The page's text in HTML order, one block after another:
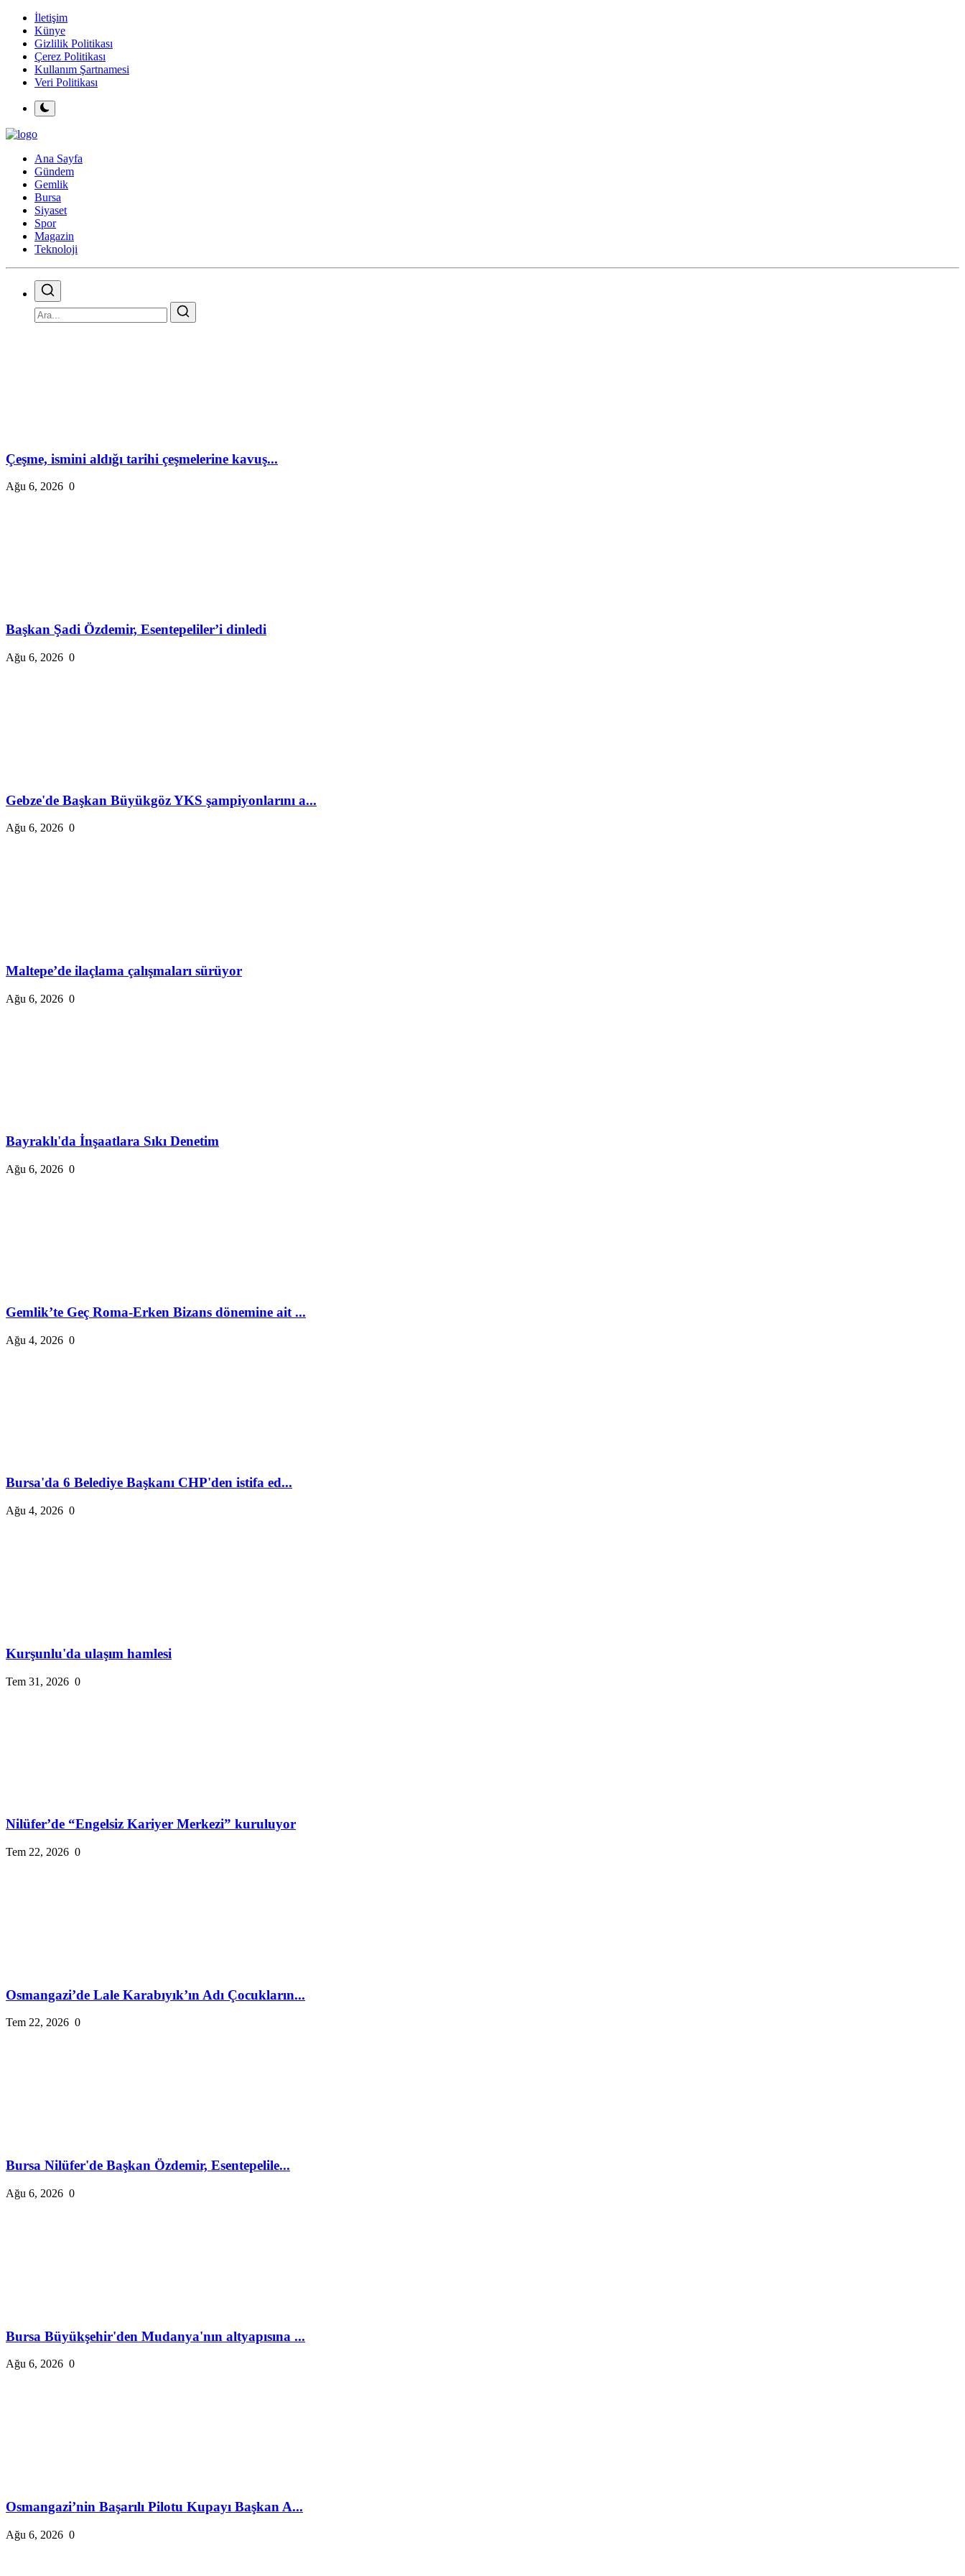
İletişim
Künye
Gizlilik Politikası
Çerez Politikası
Kullanım Şartnamesi
Veri Politikası
Ana Sayfa
Gündem
Gemlik
Bursa
Siyaset
Spor
Magazin
Teknoloji
Çeşme, ismini aldığı tarihi çeşmelerine kavuş...
Ağu 6, 2026 0
Başkan Şadi Özdemir, Esentepeliler’i dinledi
Ağu 6, 2026 0
Gebze'de Başkan Büyükgöz YKS şampiyonlarını a...
Ağu 6, 2026 0
Maltepe’de ilaçlama çalışmaları sürüyor
Ağu 6, 2026 0
Bayraklı'da İnşaatlara Sıkı Denetim
Ağu 6, 2026 0
Gemlik’te Geç Roma-Erken Bizans dönemine ait ...
Ağu 4, 2026 0
Bursa'da 6 Belediye Başkanı CHP'den istifa ed...
Ağu 4, 2026 0
Kurşunlu'da ulaşım hamlesi
Tem 31, 2026 0
Nilüfer’de “Engelsiz Kariyer Merkezi” kuruluyor
Tem 22, 2026 0
Osmangazi’de Lale Karabıyık’ın Adı Çocukların...
Tem 22, 2026 0
Bursa Nilüfer'de Başkan Özdemir, Esentepelile...
Ağu 6, 2026 0
Bursa Büyükşehir'den Mudanya'nın altyapısına ...
Ağu 6, 2026 0
Osmangazi’nin Başarılı Pilotu Kupayı Başkan A...
Ağu 6, 2026 0